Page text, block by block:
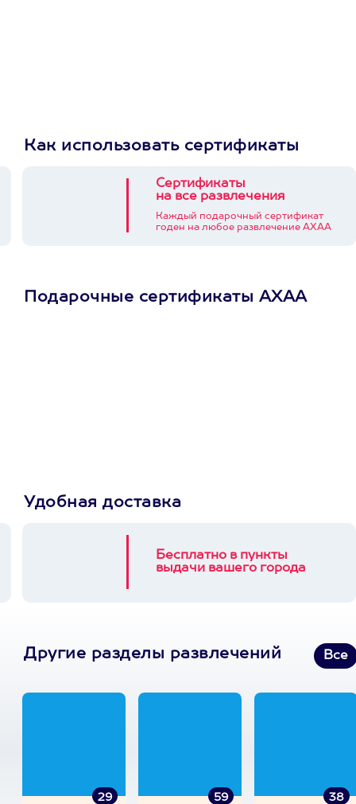
Как использовать сертификаты
Сертификаты
на все развлечения
Каждый подарочный сертификат
годен на любое развлечение АХАА
Подарочные сертификаты АХАА
Удобная доставка
Бесплатно в пункты
выдачи вашего города
Другие разделы развлечений Все
29
59
38